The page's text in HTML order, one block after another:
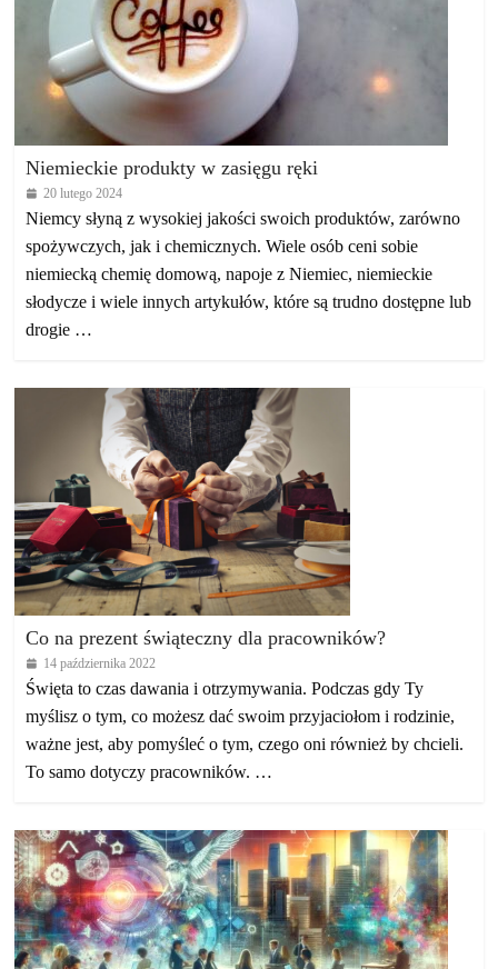
Niemieckie produkty w zasięgu ręki
20 lutego 2024
Niemcy słyną z wysokiej jakości swoich produktów, zarówno
spożywczych, jak i chemicznych. Wiele osób ceni sobie
niemiecką chemię domową, napoje z Niemiec, niemieckie
słodycze i wiele innych artykułów, które są trudno dostępne lub
drogie …
Co na prezent świąteczny dla pracowników?
14 października 2022
Święta to czas dawania i otrzymywania. Podczas gdy Ty
myślisz o tym, co możesz dać swoim przyjaciołom i rodzinie,
ważne jest, aby pomyśleć o tym, czego oni również by chcieli.
To samo dotyczy pracowników. …